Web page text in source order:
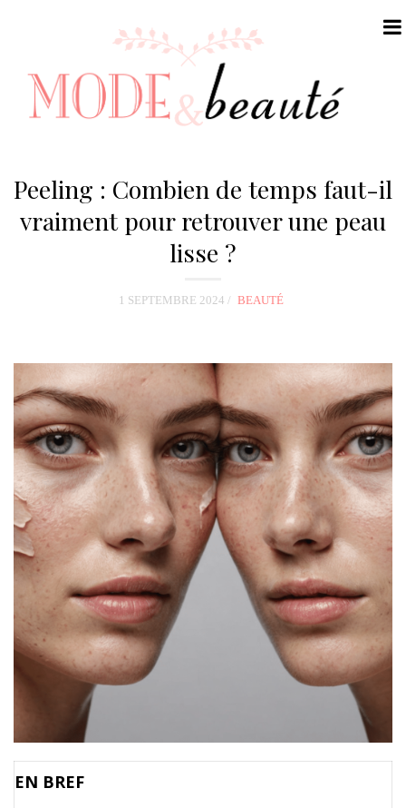
a
v
n
Peeling : Combien de temps faut-il
vraiment pour retrouver une peau
lisse ?
1 SEPTEMBRE 2024 BEAUTÉ
EN BREF